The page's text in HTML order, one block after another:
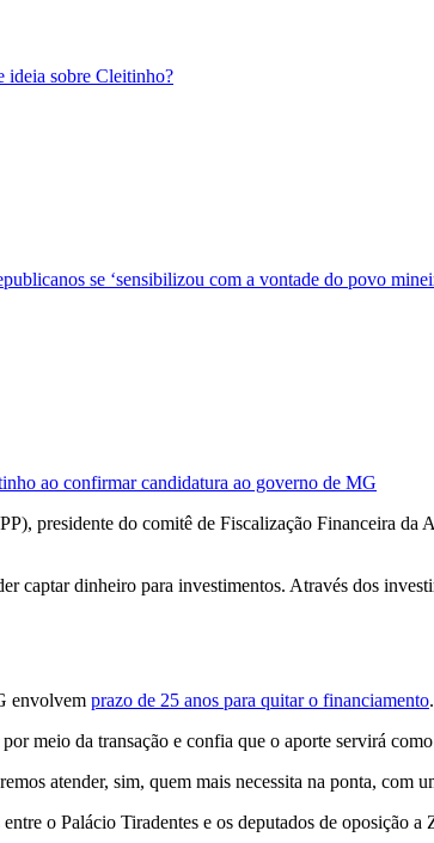
ideia sobre Cleitinho?
se ‘sensibilizou com a vontade do povo
ao confirmar candidatura ao governo de MG
presidente do comitê de Fiscalização Financeira
captar dinheiro para investimentos. Através dos
envolvem prazo de 25 anos para quitar o financiamento
meio da transação e confia que o aporte servirá
atender, sim, quem mais necessita na ponta, com
o Palácio Tiradentes e os deputados de oposição